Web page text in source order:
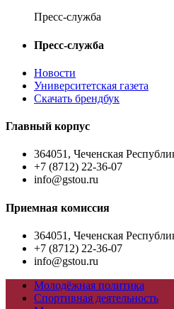
Пресс-служба
Пресс-служба
Новости
Университетская газета
Скачать брендбук
Главный корпус
364051, Чеченская
+7 (8712) 22-36-07
info@gstou.ru
Приемная комиссия
364051, Чеченская
+7 (8712) 22-36-07
info@gstou.ru
Молодёжная политика
Спортивная деятельность